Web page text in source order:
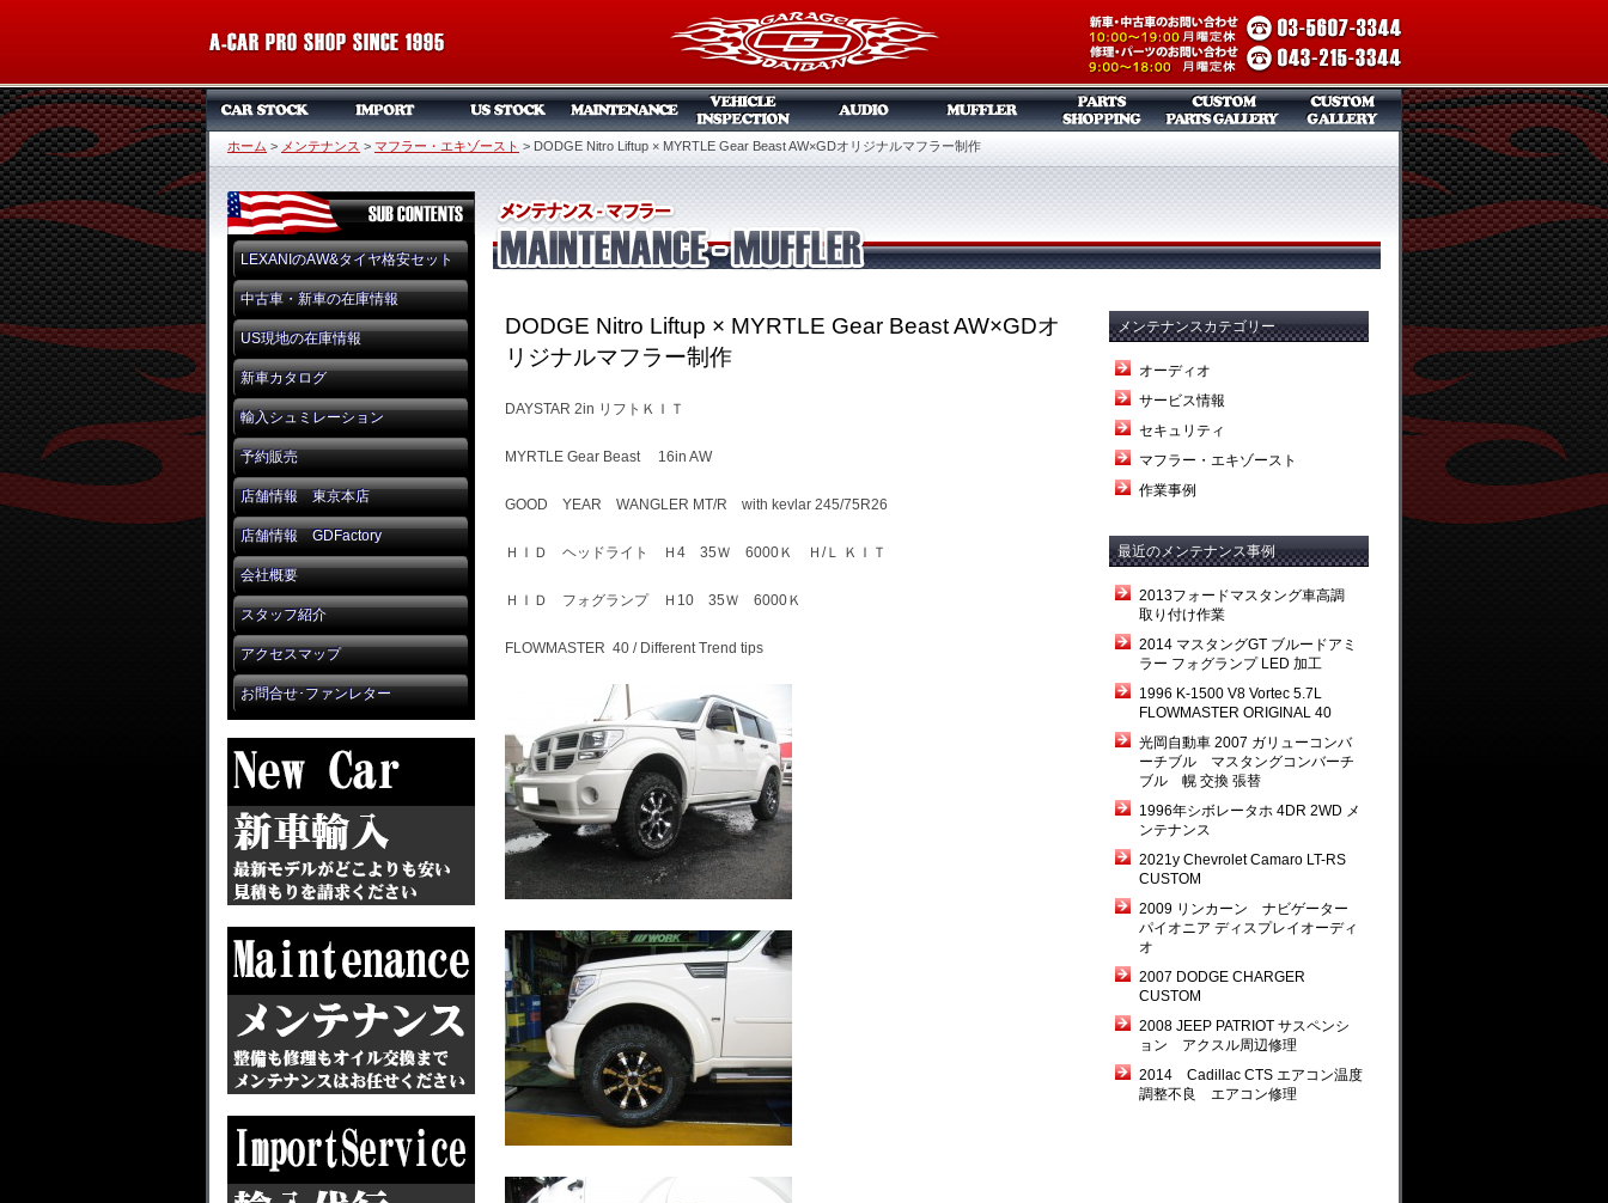
ホーム > メンテナンス > マフラー・エキゾースト > DODGE Nitro Liftup × MYRTLE Gear Beast AW×GDオリジナルマフラー制作
LEXANIのAW&タイヤ格安セット
中古車・新車の在庫情報
US現地の在庫情報
新車カタログ
輸入シュミレーション
予約販売
店舗情報 東京本店
店舗情報 GDFactory
会社概要
スタッフ紹介
アクセスマップ
お問合せ･ファンレター
DODGE Nitro Liftup × MYRTLE Gear Beast AW×GDオ
リジナルマフラー制作
DAYSTAR 2in リフトＫＩＴ
MYRTLE Gear Beast 16in AW
GOOD YEAR WANGLER MT/R with kevlar 245/75R26
ＨＩＤ ヘッドライト Ｈ4 35Ｗ 6000Ｋ Ｈ/Ｌ ＫＩＴ
ＨＩＤ フォグランプ Ｈ10 35Ｗ 6000Ｋ
FLOWMASTER 40 / Different Trend tips
メンテナンスカテゴリー
オーディオ
サービス情報
セキュリティ
マフラー・エキゾースト
作業事例
最近のメンテナンス事例
2013フォードマスタング車高調
取り付け作業
2014 マスタングGT ブルードアミ
ラー フォグランプ LED 加工
1996 K-1500 V8 Vortec 5.7L
FLOWMASTER ORIGINAL 40
光岡自動車 2007 ガリューコンバ
ーチブル マスタングコンバーチ
ブル 幌 交換 張替
1996年シボレータホ 4DR 2WD メ
ンテナンス
2021y Chevrolet Camaro LT-RS
CUSTOM
2009 リンカーン ナビゲーター
パイオニア ディスプレイオーディ
オ
2007 DODGE CHARGER
CUSTOM
2008 JEEP PATRIOT サスペンシ
ョン アクスル周辺修理
2014 Cadillac CTS エアコン温度
調整不良 エアコン修理